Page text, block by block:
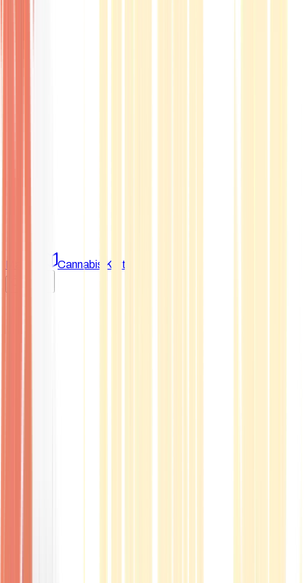
Marken Cannabis Karte